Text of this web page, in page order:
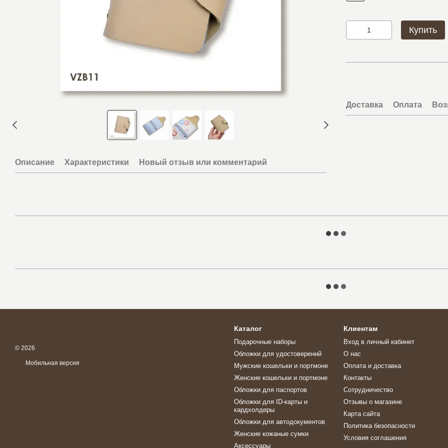
Описание Характеристики Новый отзыв или комментарий
Купить
Доставка Оплата
© 2026
Мобильная версия
Каталог
Подарочные наборы
Обложки для удостоверений
Мужские кошельки и портмоне
Женские кошельки и портмоне
Обложки для паспортов
Обложки для ID-карты и
кардхолдеры
Обложки для автодокументов
Женские кожаные сумки
Аксессуары
Клиентам
Вход в личный кабинет
О нас
Оплата и доставка
Контакты
Сотрудничество
Отзывы о магазине
Карта сайта
Политика безопасности
Условия соглашения